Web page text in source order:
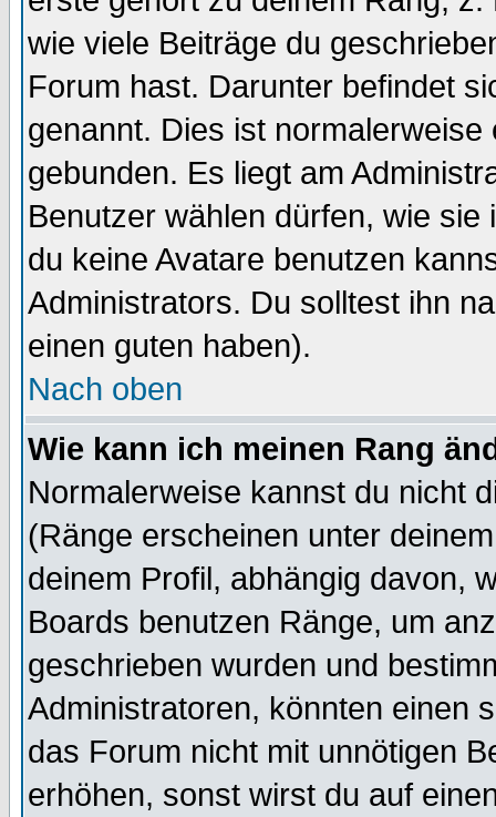
wie viele Beiträge du
Forum hast. Darunter befindet
genannt. Dies ist
gebunden. Es liegt am
Benutzer wählen dürfen, wie
du keine Avatare benutzen
Administrators. Du solltest ihn
einen guten haben).
Nach oben
Wie kann ich meinen Rang
Normalerweise kannst du nicht
(Ränge erscheinen unter
deinem Profil, abhängig davon,
Boards benutzen Ränge, um
geschrieben wurden und
Administratoren, könnten einen
das Forum nicht mit unnötigen
erhöhen, sonst wirst du auf